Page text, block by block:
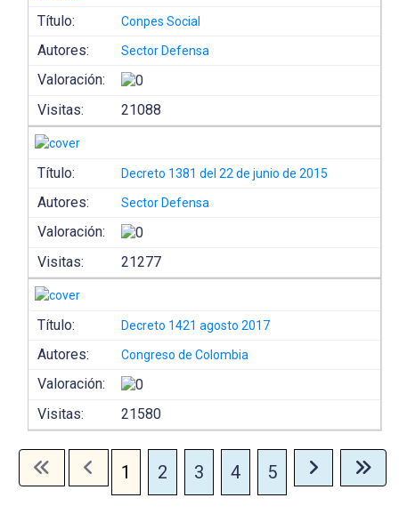
Título: Conpes Social
Autores: Sector Defensa
Valoración:
Visitas:
21088
Título: Decreto 1381 del 22 de junio de 2015
Autores: Sector Defensa
Valoración:
Visitas:
21277
Título: Decreto 1421 agosto 2017
Autores: Congreso de Colombia
Valoración:
Visitas:
21580
1 2 3 4 5